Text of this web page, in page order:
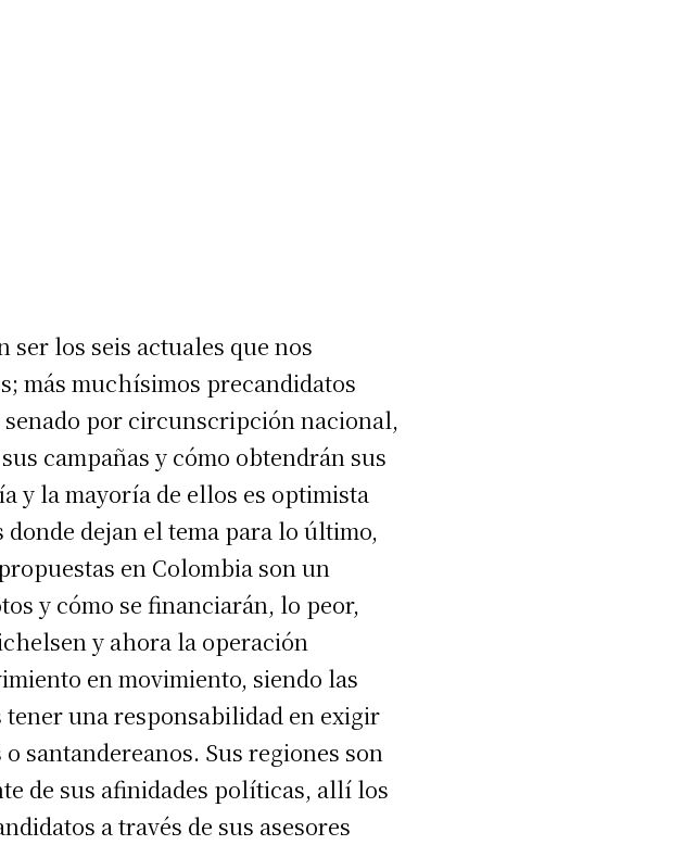
ser los seis actuales que nos
más muchísimos precandidatos
senado por circunscripción nacional,
campañas y cómo obtendrán sus
y la mayoría de ellos es optimista
donde dejan el tema para lo último,
en Colombia son un
y cómo se financiarán, lo peor,
y ahora la operación
en movimiento, siendo las
una responsabilidad en exigir
santandereanos. Sus regiones son
de sus afinidades políticas, allí los
a través de sus asesores